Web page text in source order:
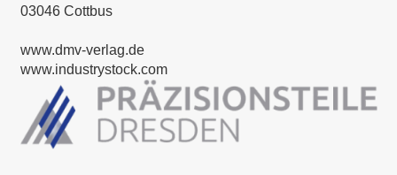
03046 Cottbus
www.dmv-verlag.de
www.industrystock.com